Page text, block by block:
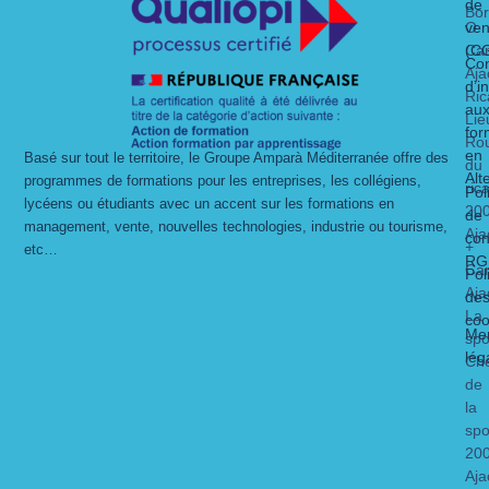
Basé sur tout le territoire, le Groupe Amparà Méditerranée offre des
programmes de formations pour les entreprises, les collégiens,
lycéens ou étudiants avec un accent sur les formations en
management, vente, nouvelles technologies, industrie ou tourisme,
etc…
O
du
+
La
de
la
de
aux
en
de
des